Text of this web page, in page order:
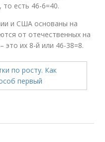
есть 46-6=40.
и США основаны на
от отечественных на
это их 8-й или 46-38=8.